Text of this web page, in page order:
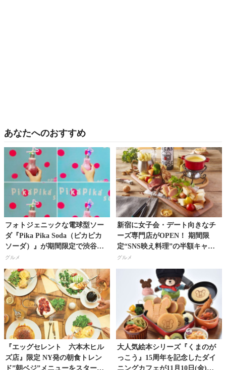
あなたへのおすすめ
フォトジェニックな電球型ソー
ダ『Pika Pika Soda（ピカピカ
ソーダ）』が期間限定で渋谷マ
ルイに登場!!
グルメ
新宿に女子会・デート向きなチ
ーズ専門店がOPEN！ 期間限
定“SNS映え料理”の半額キャン
ペーン実施!!
グルメ
『エッグセレント 六本木ヒル
ズ店』限定 NY発の朝食トレン
ド”朝ベジ”メニューをスター
大人気絵本シリーズ『くまのが
っこう』15周年を記念したダイ
ニングカフェが11月10日(金)か